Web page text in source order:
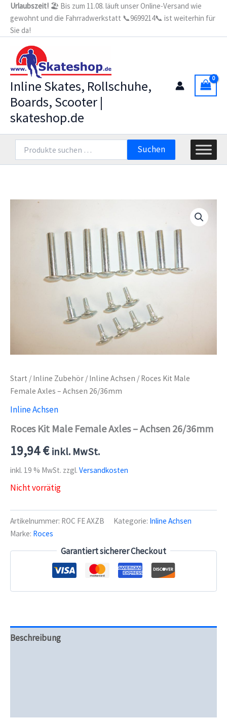
Zum
Inhalt
springen
Urlaubszeit! 🏖️ Bis zum 11.08. läuft unser Online-Versand wie
gewohnt und die Fahrradwerkstatt 📞9699214📞 ist weiterhin für
Sie da!
Inline Skates, Rollschuhe,
Boards, Scooter |
skateshop.de
nach:
Suchen
Start / Inline Zubehör / Inline Achsen / Roces Kit Male
Female Axles – Achsen 26/36mm
Inline Achsen
Roces Kit Male Female Axles – Achsen 26/36mm
19,94€ inkl. MwSt.
inkl. 19 % MwSt. zzgl. Versandkosten
Nicht vorrätig
Artikelnummer: ROC FE AXZB Kategorie: Inline Achsen
Marke: Roces
Garantiert sicherer Checkout
Beschreibung